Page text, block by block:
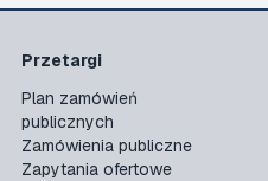
Przetargi
Plan zamówień
publicznych
Zamówienia publiczne
Zapytania ofertowe